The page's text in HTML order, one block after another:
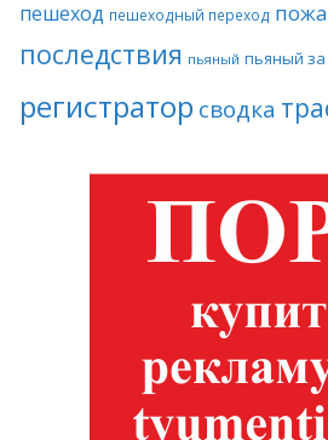
пешеход пешеходный переход
последствия пьяный пьяный
регистратор сводка